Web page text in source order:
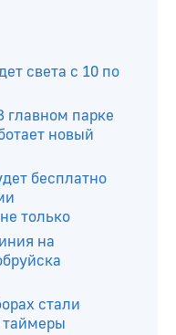
света с 10 по
главном парке
новый
бесплатно
только
на
стали
таймеры